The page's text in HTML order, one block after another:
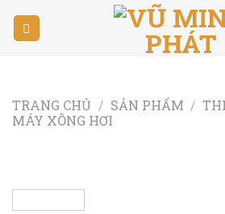
TRANG CHỦ / SẢN PHẨM /
MÁY XÔNG HƠI